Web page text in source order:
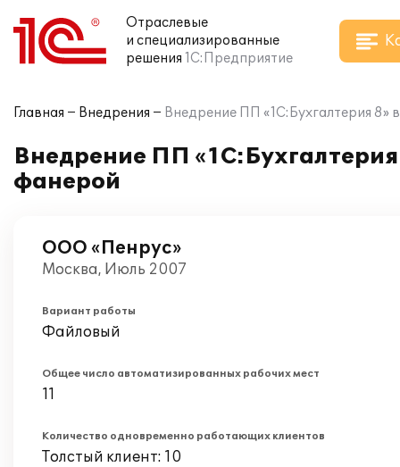
Отраслевые
и специализированные
решения 1С:Предприятие
Главная Внедрения Внедрение ПП «1С:Бухгалтерия
Внедрение ПП
фанерой
ООО «Пенрус»
Москва, Июль 2007
Вариант работы
Файловый
Общее число автоматизированных рабочих мест
11
Количество одновременно работающих клиентов
Толстый клиент: 10